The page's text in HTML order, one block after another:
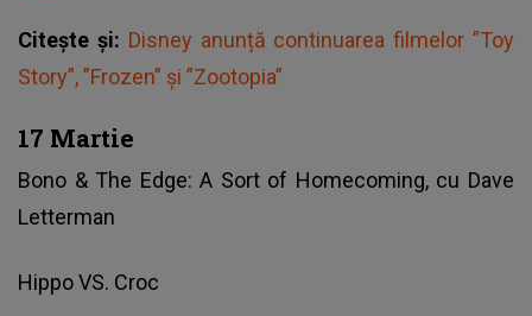
Citește și: Disney anunță continuarea filmelor ”Toy
Story”, ”Frozen” și ”Zootopia”
17 Martie
Bono & The Edge: A Sort of Homecoming, cu Dave
Letterman
Hippo VS. Croc